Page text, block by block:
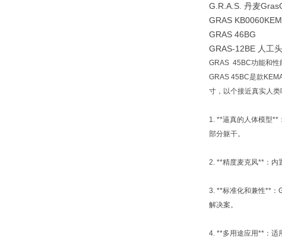
G.R.A.S. 丹麦
GRAS KB0060
GRAS 46BG
GRAS-12BE 人工
GRAS 45BC功能和性
GRAS 45BC是款
寸，以个接近真实人
1. **逼真的人体模型**
部分躯干。
2. **精度麦克风**：内
3. **标准化和兼性**：
解决案。
4. **多用途应用**：适